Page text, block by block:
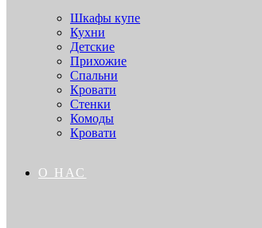
Шкафы купе
Кухни
Детские
Прихожие
Спальни
Кровати
Стенки
Комоды
Кровати
О НАС